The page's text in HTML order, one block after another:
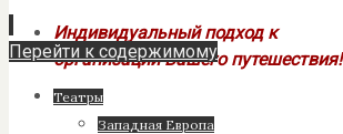
Индивидуальный подход к
организации Вашего путешествия!
Перейти к содержимому
Театры
Западная Европа